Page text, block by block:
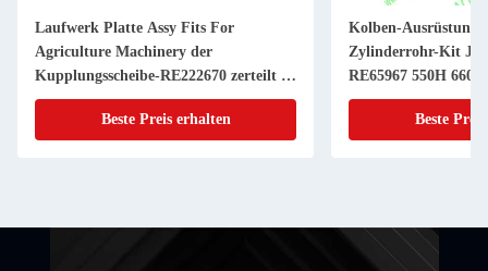
Laufwerk Platte Assy Fits For
Agriculture Machinery der
Kupplungsscheibe-RE222670 zerteilt 11
Zoll 20 KEIL
Beste Preis erhalten
Kolben-Ausrüstung
Zylinderrohr-Kit JDs
RE65967 550H 6603
Powerthch Turbo
Beste